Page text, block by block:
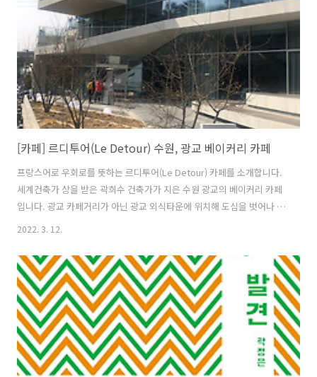
스레 기가 죽는 기분이 들었고 우리 부모님은 왜 그 당시 강남에 땅을 사
두지 않았을까 하는 철부지 같은 생각이 스치곤 했습니다. 강남의 정의는
[카페] 르디투어(Le Detour) 수원, 광교 베이커리 카페
프랑스어로 우회로를 뜻하는 르디투어(Le Detour) 카페를 소개합니다.
세계건축가 상을 받은 곽희수 건축가가 지은 수원 광교의 베이커리 카페
입니다. 광교 카페거리가 아닌 광교 외식타운에 위치해 도심을 벗어나 있
받으실 수 있을 것 같습니다. Bienvenue Le Detour 우연히 돌아가던
길에서 만나게 된 뜻밖의 즐거움과 아름다움 베이커리 카페 답게 다양하
고 먹음직스러운 빵들이 정말 많았어요. 직접 고른 빵과 커피~ 가격은 생
각만큼 사악하진 않았어요. 빵은 비주얼만큼 맛도 좋았으나 커피가 연해
서 살짝 아쉬웠습니다. 케잌과 샌드위치, 키쉬도 너무 맛있어 보였어요...
2022. 3. 12.